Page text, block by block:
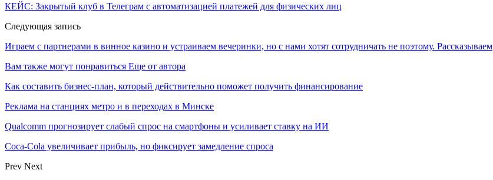
КЕЙС: Закрытый клуб в Телеграм с автоматизацией платежей для физических лиц
Следующая запись
Играем с партнерами в винное казино и устраиваем вечеринки, но с нами хотят сотрудничать не поэтому. Рассказываем
Вам также могут понравиться Еще от автора
Как составить бизнес-план, который действительно поможет получить финансирование
Реклама на станциях метро и в переходах в Минске
Qualcomm прогнозирует слабый спрос на смартфоны и усиливает ставку на ИИ
Coca-Cola увеличивает прибыль, но фиксирует замедление спроса
Prev Next